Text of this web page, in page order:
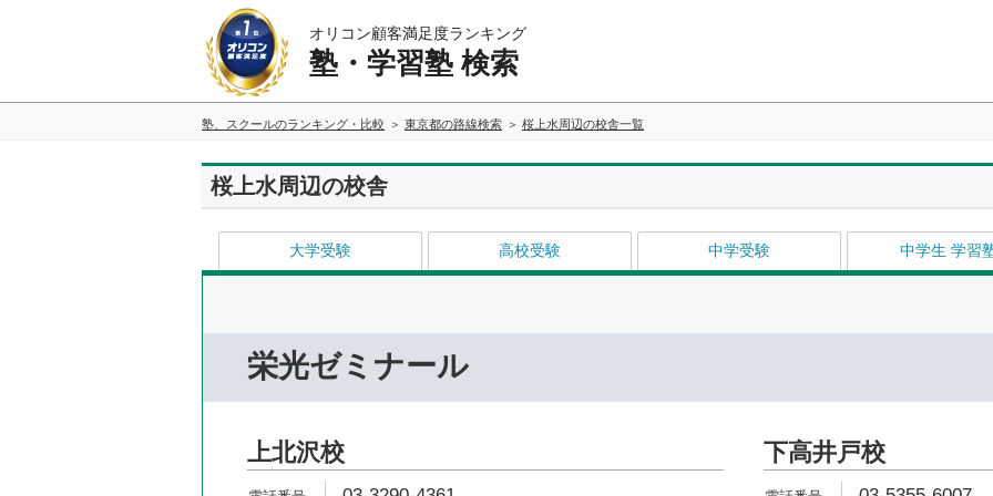
オリコン顧客満足度ランキング
塾・学習塾 検索
塾、スクールのランキング・比較 東京都の路線検索 桜上水周辺の校舎一覧
桜上水周辺の校舎
大学受験 高校受験 中学受験 中学生 学習
栄光ゼミナール
上北沢校 下高井戸校